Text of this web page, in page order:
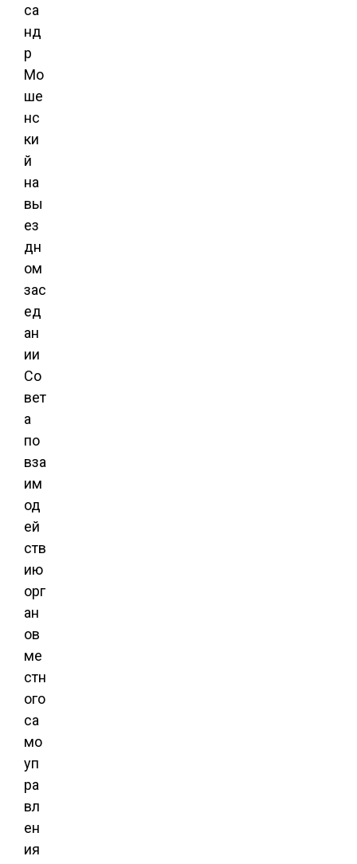
са
нд
р
Мо
ше
нс
ки
й
на
вы
ез
дн
ом
зас
ед
ан
ии
Со
вет
а
по
вза
им
од
ей
ств
ию
орг
ан
ов
ме
стн
ого
са
мо
уп
ра
вл
ен
ия